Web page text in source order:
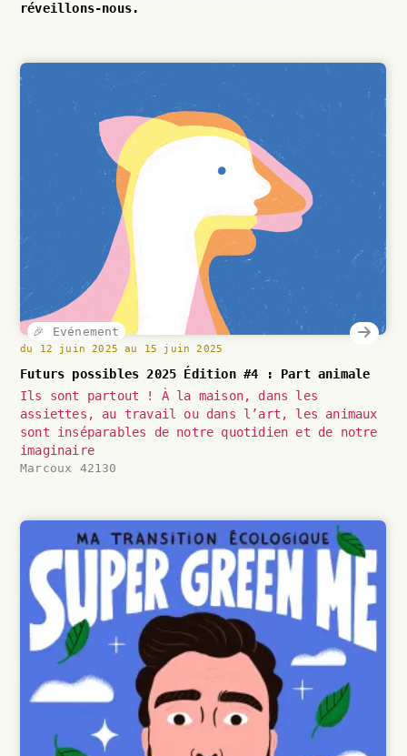
réveillons-nous.
🎉 Evénement
du 12 juin 2025 au 15 juin 2025
Futurs possibles 2025 Édition #4 : Part animale
Ils sont partout ! À la maison, dans les
assiettes, au travail ou dans l’art, les animaux
sont inséparables de notre quotidien et de notre
imaginaire
Marcoux 42130